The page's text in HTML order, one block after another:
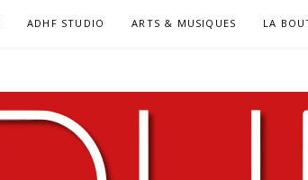
ADHF STUDIO ARTS & MUSIQUES LA